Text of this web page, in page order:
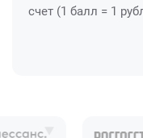
счет (1 балл = 1